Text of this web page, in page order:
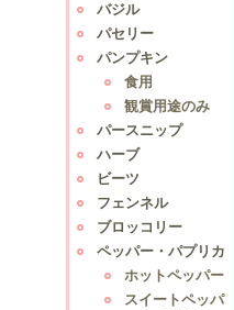
バジル
パセリー
パンプキン
食用
観賞用途のみ
パースニップ
ハーブ
ビーツ
フェンネル
ブロッコリー
ペッパー・パプリカ
ホットペッパー
スイートペッパ